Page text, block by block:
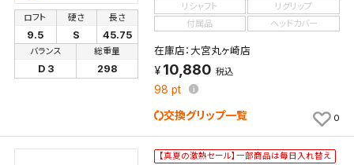
ロフト
9.5
硬さ
S
長さ
45.75
バランス
D 3
総重量
298
リシャフト
リグリップ
付属品
ヘッドカバー
在庫店：大宮丸ヶ崎店
10,880 税込
98 pt
交換グリップ一覧 0
【真夏の激熱セール】一部商品は毎日入れ替え
検索条件を保存
この検索条件をマイページ内「保存検索条件一覧」に
保存します。
よく探す商品を、毎回条件指定することなく簡単に開